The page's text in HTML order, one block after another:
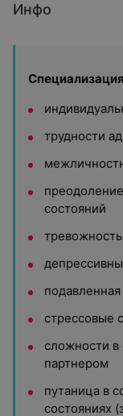
Инфо
трудности
состояний
стрессовые
сложности в
партнером
путаница в
состояниях